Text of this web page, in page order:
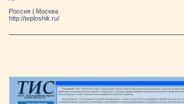
Россия | Москва
http://teploshik.ru/